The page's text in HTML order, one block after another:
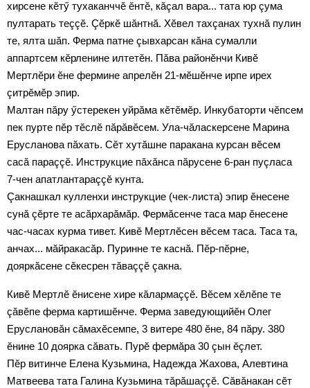
хирсене кӗтӳ тухаканччӗ ӗнтӗ, кăçал вара... тата юр çума
пултарать теççӗ. Çӗркӗ шăнтнă. Хӗвел тахçанах тухнă пулин
те, ялта шăп. Ферма патне çывхарсан кăна сумалли
аппартсем кӗрленине илтетӗн. Пăва районӗнчи Кивӗ
Мертлӗри ӗне фермине апрелӗн 21-мӗшӗнче ирпе ирех
çитрӗмӗр эпир.
Малтан пăру ӳстерекен уйрăма кӗтӗмӗр. Инкубаторти чӗпсем
пек пурте пӗр тӗслӗ пăрăвӗсем. Ула-чăласкерсене Марина
Ерусланова пăхать. Сӗт хутăшне паракана курсан вӗсем
сасă параççӗ. Инструкцие пăхăнса пăрусене 6-ран пуçласа
7-чен апатлантараççӗ кунта.
Çакнашкал кулленхи инструкцие (чек-листа) эпир ӗнесене
сунă çӗрте те асăрхарăмăр. Фермăсенче таса мар ӗнесене
час-часах курма тивет. Кивӗ Мертлӗсен вӗсем таса. Таса та,
анчах... мăйракасăр. Пуринне те каснă. Пӗр-пӗрне,
дояркăсене сӗкесрен тăваççӗ çакна.
Кивӗ Мертлӗ ӗнисене хире кăлармаççӗ. Вӗсем хӗлӗпе те
çăвӗпе ферма картишӗнче. Ферма заведующийӗн Олег
Еруслановăн сăмахӗсемпе, 3 витере 480 ӗне, 84 пăру. 380
ӗнине 10 доярка сăвать. Пурӗ фермăра 30 çын ӗçлет.
Пӗр витинче Елена Кузьмина, Надежда Жахова, Алевтина
Матвеева тата Галина Кузьмина тăрăшаççӗ. Сăвăнакан сӗт